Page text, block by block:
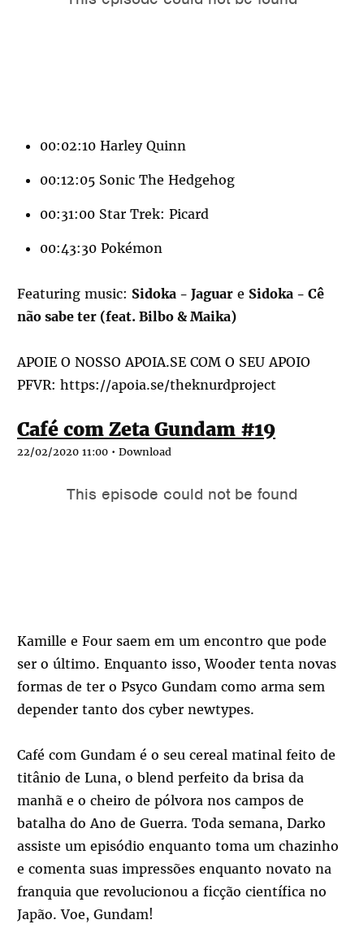
00:02:10 Harley Quinn
00:12:05 Sonic The Hedgehog
00:31:00 Star Trek: Picard
00:43:30 Pokémon
Featuring music: Sidoka - Jaguar e Sidoka - Cê
não sabe ter (feat. Bilbo & Maika)
APOIE O NOSSO APOIA.SE COM O SEU APOIO
PFVR: https://apoia.se/theknurdproject
Café com Zeta Gundam #19
22/02/2020 11:00 • Download
Kamille e Four saem em um encontro que pode
ser o último. Enquanto isso, Wooder tenta novas
formas de ter o Psyco Gundam como arma sem
depender tanto dos cyber newtypes.
Café com Gundam é o seu cereal matinal feito de
titânio de Luna, o blend perfeito da brisa da
manhã e o cheiro de pólvora nos campos de
batalha do Ano de Guerra. Toda semana, Darko
assiste um episódio enquanto toma um chazinho
e comenta suas impressões enquanto novato na
franquia que revolucionou a ficção científica no
Japão. Voe, Gundam!